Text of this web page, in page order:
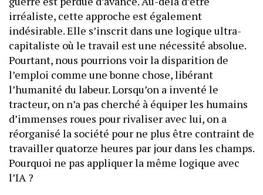
irréaliste, cette approche est également
indésirable. Elle s’inscrit dans une logique ultra-
capitaliste où le travail est une nécessité absolue.
Pourtant, nous pourrions voir la disparition de
l’emploi comme une bonne chose, libérant
l’humanité du labeur. Lorsqu’on a inventé le
tracteur, on n’a pas cherché à équiper les humains
d’immenses roues pour rivaliser avec lui, on a
réorganisé la société pour ne plus être contraint de
travailler quatorze heures par jour dans les champs.
Pourquoi ne pas appliquer la même logique avec
l’IA ?